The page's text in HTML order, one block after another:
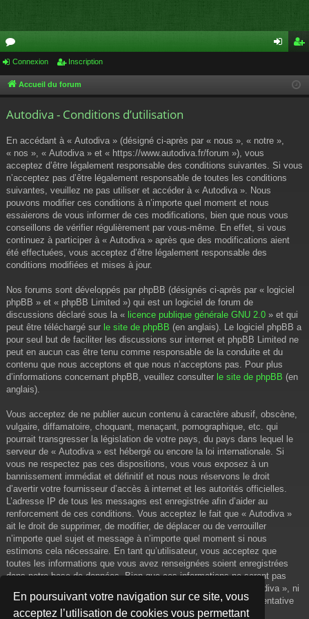
En poursuivant votre navigation sur ce site, vous
acceptez l’utilisation de cookies vous permettant
or
u cri
Connexion Inscription
Accueil du forum
Autodiva - Conditions d’utilisation
En accédant à « Autodiva » (désigné ci-après par « nous », « notre »,
« nos », « Autodiva » et « https://www.autodiva.fr/forum »), vous
acceptez d’être légalement responsable des conditions suivantes. Si vous
n’acceptez pas d’être légalement responsable de toutes les conditions
suivantes, veuillez ne pas utiliser et accéder à « Autodiva ». Nous
pouvons modifier ces conditions à n’importe quel moment et nous
essaierons de vous informer de ces modifications, bien que nous vous
conseillons de vérifier régulièrement par vous-même. En effet, si vous
continuez à participer à « Autodiva » après que des modifications aient
été effectuées, vous acceptez d’être légalement responsable des
conditions modifiées et mises à jour.
Nos forums sont développés par phpBB (désignés ci-après par « logiciel
phpBB » et « phpBB Limited ») qui est un logiciel de forum de
discussions déclaré sous la « licence publique générale GNU 2.0 » et qui
peut être téléchargé sur le site de phpBB (en anglais). Le logiciel phpBB a
pour seul but de faciliter les discussions sur internet et phpBB Limited ne
peut en aucun cas être tenu comme responsable de la conduite et du
contenu que nous acceptons et que nous n’acceptons pas. Pour plus
d’informations concernant phpBB, veuillez consulter le site de phpBB (en
anglais).
Vous acceptez de ne publier aucun contenu à caractère abusif, obscène,
vulgaire, diffamatoire, choquant, menaçant, pornographique, etc. qui
pourrait transgresser la législation de votre pays, du pays dans lequel le
serveur de « Autodiva » est hébergé ou encore la loi internationale. Si
vous ne respectez pas ces dispositions, vous vous exposez à un
bannissement immédiat et définitif et nous nous réservons le droit
d’avertir votre fournisseur d’accès à internet et les autorités officielles.
L’adresse IP de tous les messages est enregistrée afin d’aider au
renforcement de ces conditions. Vous acceptez le fait que « Autodiva »
ait le droit de supprimer, de modifier, de déplacer ou de verrouiller
n’importe quel sujet et message à n’importe quel moment si nous
estimons cela nécessaire. En tant qu’utilisateur, vous acceptez que
toutes les informations que vous avez renseignées soient enregistrées
dans notre base de données. Bien que ces informations ne seront pas
diffusées à une tierce partie sans votre consentement, ni « Autodiva », ni
phpBB, ne pourront être tenus comme responsables en cas de tentative
de piratage informatique visant à compromettre vos données.